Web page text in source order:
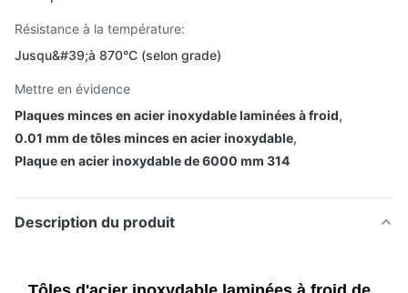
Résistance à la température:
Jusqu&#39;à 870°C (selon grade)
Mettre en évidence
Plaques minces en acier inoxydable laminées à froid,
0.01 mm de tôles minces en acier inoxydable,
Plaque en acier inoxydable de 6000 mm 314
Description du produit